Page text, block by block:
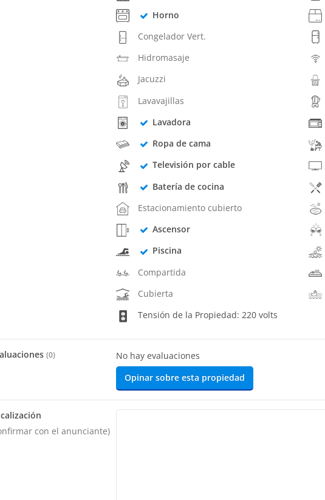
Horno
Congelador Vert.
Hidromasaje
Jacuzzi
Lavavajillas
Lavadora
Ropa de cama
Televisión por cable
Batería de cocina
Estacionamiento cubierto
Ascensor
Piscina
Compartida
Cubierta
Tensión de la Propiedad: 220 volts
(0)
No hay evaluaciones
Opinar sobre esta propiedad
con el anunciante)